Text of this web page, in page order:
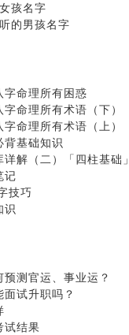
孩名字
的男孩名字
字命理所有困惑
命理所有术语（下）
命理所有术语（上）
背基础知识
解（二）「四柱基础」
记
技巧
识
测官运、事业运？
试升职吗？
试结果